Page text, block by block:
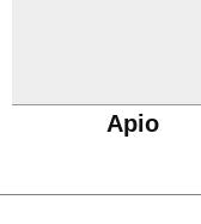
Apio